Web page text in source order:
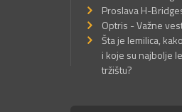
Proslava H-
Optris - Važne
Šta je lemilica,
i koje su najbolje
tržištu?